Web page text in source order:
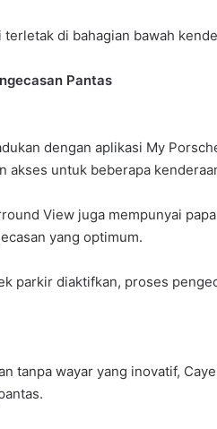
di bahagian bawah
Pantas
dengan aplikasi My
akses untuk beberapa
View juga mempunyai
yang optimum.
parkir diaktifkan, proses
tanpa wayar yang inovatif,